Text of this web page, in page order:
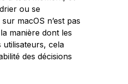
ou se
macOS n’est pas
manière dont les
cela
des décisions